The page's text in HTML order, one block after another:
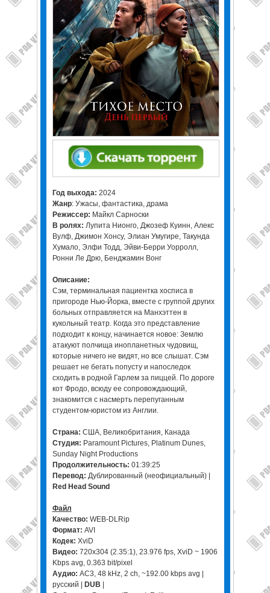
Год выхода: 2024
Жанр: Ужасы, фантастика, драма
Режиссер: Майкл Сарноски
В ролях: Лупита Нионго, Джозеф Куинн, Алекс
Вулф, Джимон Хонсу, Элиан Умугире, Такунда
Хумало, Элфи Тодд, Эйви-Берри Уорролл,
Ронни Ле Дрю, Бенджамин Вонг
Описание:
Сэм, терминальная пациентка хосписа в
пригороде Нью-Йорка, вместе с группой других
больных отправляется на Манхэттен в
кукольный театр. Когда это представление
подходит к концу, начинается новое: Землю
атакуют полчища инопланетных чудовищ,
которые ничего не видят, но все слышат. Сэм
решает не бегать попусту и напоследок
сходить в родной Гарлем за пиццей. По дороге
кот Фродо, всюду ее сопровождающий,
знакомится с насмерть перепуганным
студентом-юристом из Англии.
Страна: США, Великобритания, Канада
Студия: Paramount Pictures, Platinum Dunes,
Sunday Night Productions
Продолжительность: 01:39:25
Перевод: Дублированный (неофициальный) |
Red Head Sound
Файл
Качество: WEB-DLRip
Формат: AVI
Кодек: XviD
Видео: 720x304 (2.35:1), 23.976 fps, XviD ~ 1906
Kbps avg, 0.363 bit/pixel
Аудио: AC3, 48 kHz, 2 ch, ~192.00 kbps avg |
русский | DUB |